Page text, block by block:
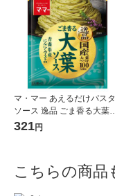
マ・マー あえるだけパスタ
ソース 逸品 ごま香る大葉ソ
ース ＜1人前×2＞ 1個 日清
321円
こちらの商品